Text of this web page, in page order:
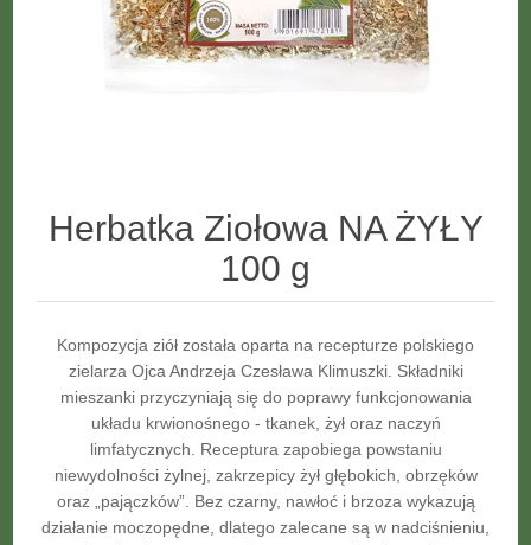
Herbatka Ziołowa NA ŻYŁY
100 g
Kompozycja ziół została oparta na recepturze polskiego
zielarza Ojca Andrzeja Czesława Klimuszki. Składniki
mieszanki przyczyniają się do poprawy funkcjonowania
układu krwionośnego - tkanek, żył oraz naczyń
limfatycznych. Receptura zapobiega powstaniu
niewydolności żylnej, zakrzepicy żył głębokich, obrzęków
oraz „pajączków”. Bez czarny, nawłoć i brzoza wykazują
działanie moczopędne, dlatego zalecane są w nadciśnieniu,